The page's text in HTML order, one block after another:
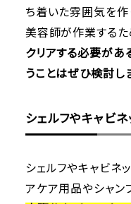
ち着いた雰囲気を作
美容師が作業するた
クリアする必要があ
うことはぜひ検討し
シェルフやキャビ
シェルフやキャビネ
アケア用品やシャン